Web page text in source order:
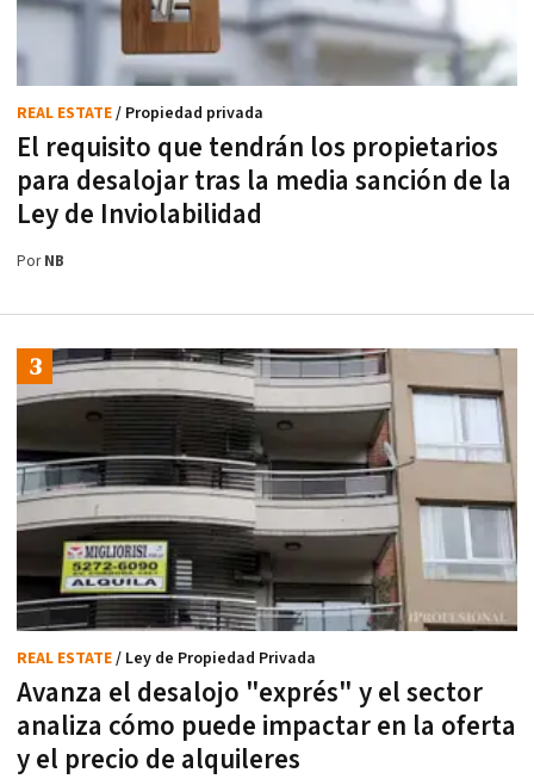
El requisito que tendrán los propietarios
para desalojar tras la media sanción de la
Ley de Inviolabilidad
REAL ESTATE/ Propiedad privada
PorNB
Avanza el desalojo "exprés" y el sector
analiza cómo puede impactar en la oferta
y el precio de alquileres
REAL ESTATE/ Ley de Propiedad Privada